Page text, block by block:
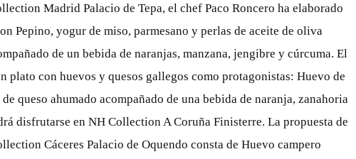
Madrid Palacio de Tepa, el chef Paco Roncero ha elaborado
Pepino, yogur de miso, parmesano y perlas de aceite de oliva
de un bebida de naranjas, manzana, jengibre y cúrcuma. El
plato con huevos y quesos gallegos como protagonistas: Huevo de
queso ahumado acompañado de una bebida de naranja, zanahoria
disfrutarse en NH Collection A Coruña Finisterre. La propuesta de
Cáceres Palacio de Oquendo consta de Huevo campero